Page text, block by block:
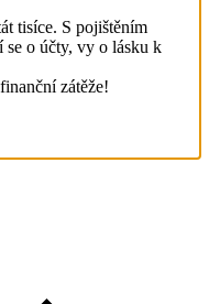
tisíce. S pojištěním
se o účty, vy o lásku k
zátěže!